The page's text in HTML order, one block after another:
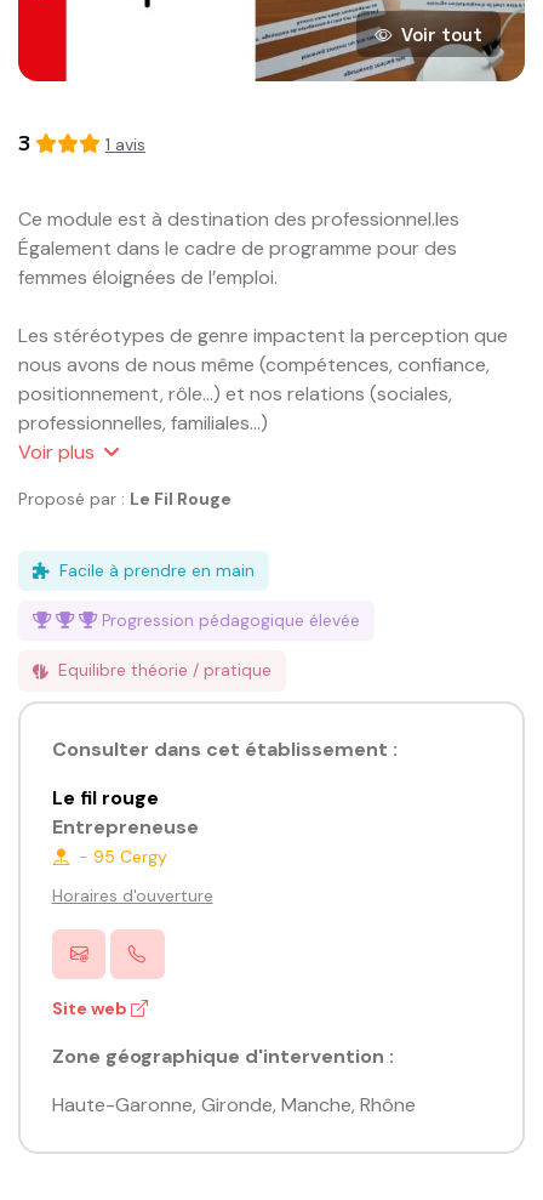
Voir tout
3 1 avis
Ce module est à destination des professionnel.les
Également dans le cadre de programme pour des
femmes éloignées de l’emploi.
Les stéréotypes de genre impactent la perception que
nous avons de nous même (compétences, confiance,
positionnement, rôle...) et nos relations (sociales,
professionnelles, familiales...)
nous allons explorer la physiologie et l’anatomie des
accompagnent notre quotidien
o	(Re)Découvrir les étonnantes similitudes
physiologiques communes aux hommes et aux femmes
Une approche scientifique, sociologique et historique
pour renforcer les liens, le respect et l’écoute.
Voirplus
Proposé par : Le Fil Rouge
Facile à prendre en main
Progression pédagogique élevée
Equilibre théorie / pratique
Consulter dans cet établissement :
Le fil rouge
Entrepreneuse
- 95 Cergy
Horaires d'ouverture
Site web
Zone géographique d'intervention :
Haute-Garonne, Gironde, Manche, Rhône